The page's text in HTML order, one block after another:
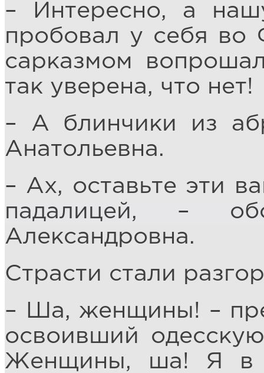
– Интересно, а
пробовал у себя во
сарказмом
так уверена, что нет!
– А блинчики из
Анатольевна.
– Ах, оставьте эти
падалицей, –
Александровна.
Страсти стали
– Ша, женщины! –
освоивший
Женщины, ша! Я в